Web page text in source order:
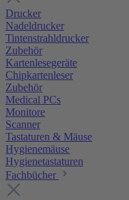
Drucker
Nadeldrucker
Tintenstrahldrucker
Zubehör
Kartenlesegeräte
Chipkartenleser
Zubehör
Medical PCs
Monitore
Scanner
Tastaturen & Mäuse
Hygienemäuse
Hygienetastaturen
Fachbücher